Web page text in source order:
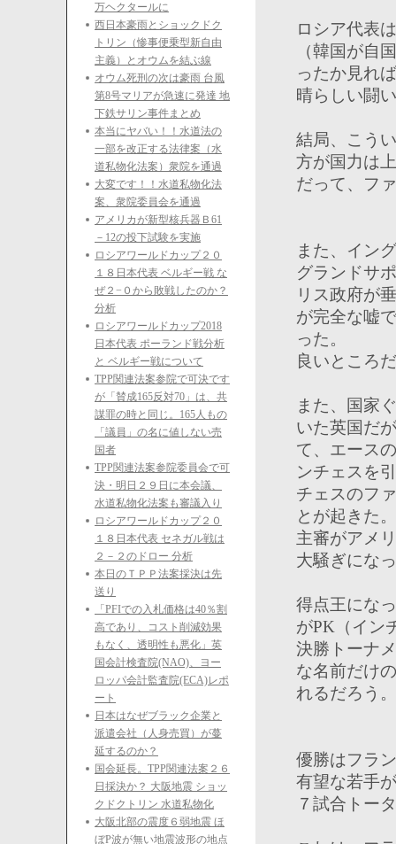
万ヘクタールに
西日本豪雨とショックドク
トリン（惨事便乗型新自由
主義）とオウムを結ぶ線
オウム死刑の次は豪雨 台風
第8号マリアが急速に発達 地
下鉄サリン事件まとめ
本当にヤバい！！水道法の
一部を改正する法律案（水
道私物化法案）衆院を通過
大変です！！水道私物化法
案、衆院委員会を通過
アメリカが新型核兵器Ｂ61
－12の投下試験を実施
ロシアワールドカップ２０
１８日本代表 ベルギー戦 な
ぜ２−０から敗戦したのか？
分析
ロシアワールドカップ2018
日本代表 ポーランド戦分析
と ベルギー戦について
TPP関連法案参院で可決です
が「賛成165反対70」は、共
謀罪の時と同じ。165人もの
「議員」の名に値しない売
国者
TPP関連法案参院委員会で可
決・明日２９日に本会議、
水道私物化法案も審議入り
ロシアワールドカップ２０
１８日本代表 セネガル戦は
２－２のドロー 分析
本日のＴＰＰ法案採決は先
送り
「PFIでの入札価格は40％割
高であり、コスト削減効果
もなく、透明性も悪化」英
国会計検査院(NAO)、ヨー
ロッパ会計監査院(ECA)レポ
ート
日本はなぜブラック企業と
派遣会社（人身売買）が蔓
延するのか？
国会延長。TPP関連法案２６
日採決か？ 大阪地震 ショッ
クドクトリン 水道私物化
大阪北部の震度６弱地震 ほ
ぼP波が無い地震波形の地点
ロシア代表
（韓国が自
ったか見れ
晴らしい闘
結局、こう
方が国力は
だって、フ
また、イン
グランドサ
リス政府が
が完全な嘘
った。
良いところ
また、国家
いた英国だ
て、エース
ンチェスを
チェスのフ
とが起きた。
主審がアメ
大騒ぎにな
得点王にな
がPK（イン
決勝トーナ
な名前だけ
れるだろう。
優勝はフラ
有望な若手
７試合トー